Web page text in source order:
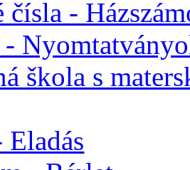
čísla -
škola s
Eladás